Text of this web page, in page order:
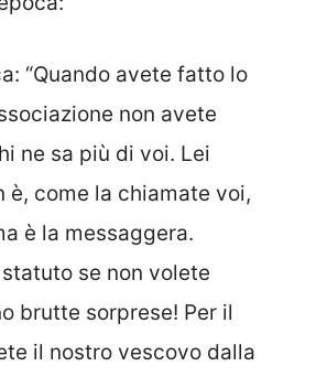
“Quando avete fatto lo
non avete
ne sa più di voi. Lei
è, come la chiamate voi,
è la messaggera.
se non volete
brutte sorprese! Per il
il nostro vescovo dalla